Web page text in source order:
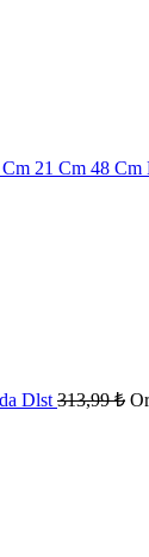
21 Cm 48
Dlst 313,99₺